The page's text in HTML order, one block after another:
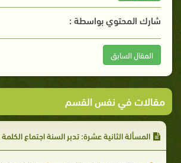
شارك المحتوي بواسطة :
المقال السابق
مقالات في نفس القسم
المسألة الثانية عشرة: تدبر السنة اجتماع